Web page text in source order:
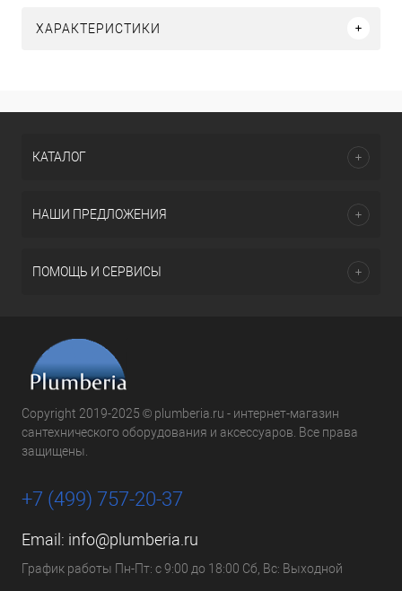
ХАРАКТЕРИСТИКИ
КАТАЛОГ
НАШИ ПРЕДЛОЖЕНИЯ
ПОМОЩЬ И СЕРВИСЫ
Copyright 2019-2025 © plumberia.ru - интернет-магазин
сантехнического оборудования и аксессуаров. Все права
защищены.
+7 (499) 757-20-37
Email: info@plumberia.ru
График работы Пн-Пт: с 9:00 до 18:00 Сб, Вс: Выходной